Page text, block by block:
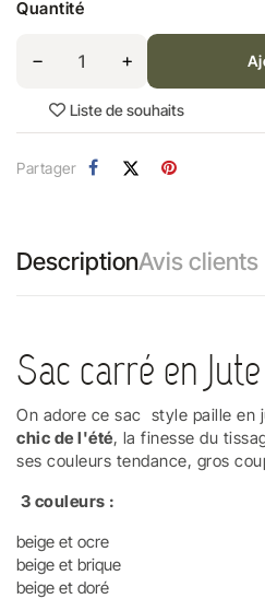
Quantité
Liste de souhaits
Partager
DescriptionAvis clients
Sac carré en Jute
On adore ce sac style paille en
chic de l'été, la finesse du
ses couleurs tendance, gros
3 couleurs :
beige et ocre
beige et brique
beige et doré